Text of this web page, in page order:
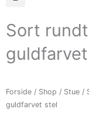
Sort
Forside / Shop / Stue /
guldfarvet stel